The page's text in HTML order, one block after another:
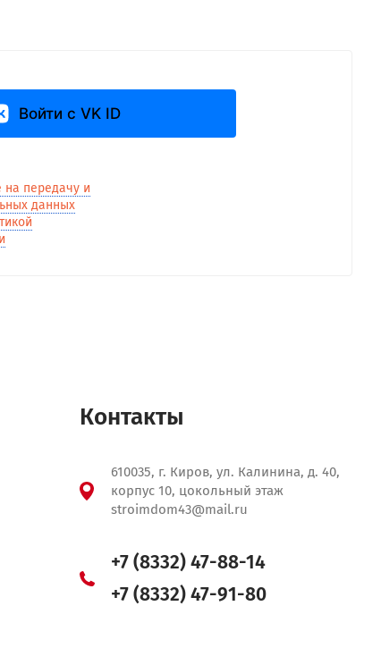
Войти с VK ID
на передачу и
данныхв
Контакты
610035, г. Киров, ул. Калинина, д. 40,
корпус 10, цокольный этаж
stroimdom43@mail.ru
+7 (8332) 47-88-14
+7 (8332) 47-91-80